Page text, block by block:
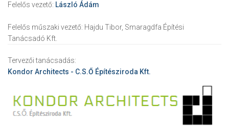
Felelős vezető: László Ádám
Felelős műszaki vezető: Hajdu Tibor, Smaragdfa Építési
Tanácsadó Kft.
Tervezői tanácsadás:
Kondor Architects - C.S.Ő Építésziroda Kft.